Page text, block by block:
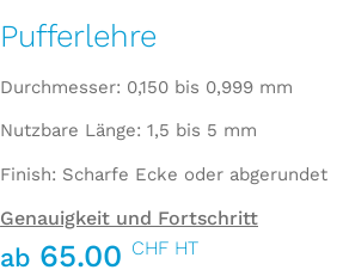
Pufferlehre
Durchmesser: 0,150 bis 0,999 mm
Nutzbare Länge: 1,5 bis 5 mm
Finish: Scharfe Ecke oder abgerundet
Genauigkeit und Fortschritt
ab 65.00 CHF HT